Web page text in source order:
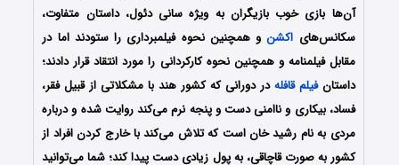
آن‌ها بازی خوب بازیگران به ویژه سانی دئول، داستان متفاوت،
سکانس‌های اکشنو همچنین نحوه فیلمبرداری را ستودند اما در
مقابل فیلمنامه و همچنین نحوه کارکردانی را مورد انتقاد قرار دادند؛
داستانفیلم قافلهدر دورانی که کشور هند با مشکلاتی از قبیل فقر،
فساد، بیکاری و ناامنی دست و پنجه نرم می‌کند روایت شده و درباره
مردی به نام رشید خان است که تلاش می‌کند با خارج کردن افراد از
کشور به صورت قاچاقی، به پول زیادی دست پیدا کند؛ شما می‌توانید